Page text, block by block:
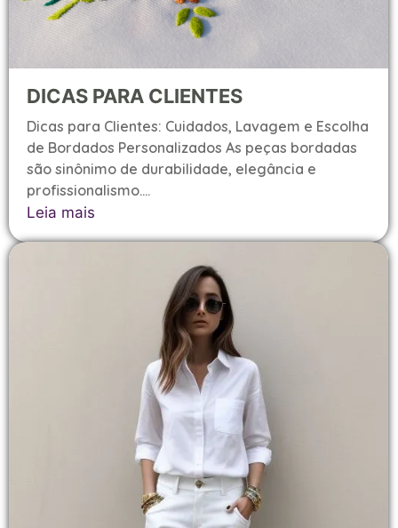
DICAS PARA CLIENTES
Dicas para Clientes: Cuidados, Lavagem e Escolha
de Bordados Personalizados As peças bordadas
são sinônimo de durabilidade, elegância e
profissionalismo....
Leia mais